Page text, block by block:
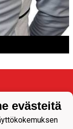
evästeitä